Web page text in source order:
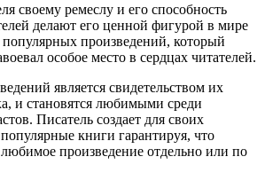
своему ремеслу и его способность
делают его ценной фигурой в мире
произведений, который
особое место в сердцах читателей.
является свидетельством их
и становятся любимыми среди
Писатель создает для своих
книги гарантируя, что
произведение отдельно или по